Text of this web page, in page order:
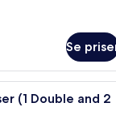
Se
med seng,
(1 Double and 2